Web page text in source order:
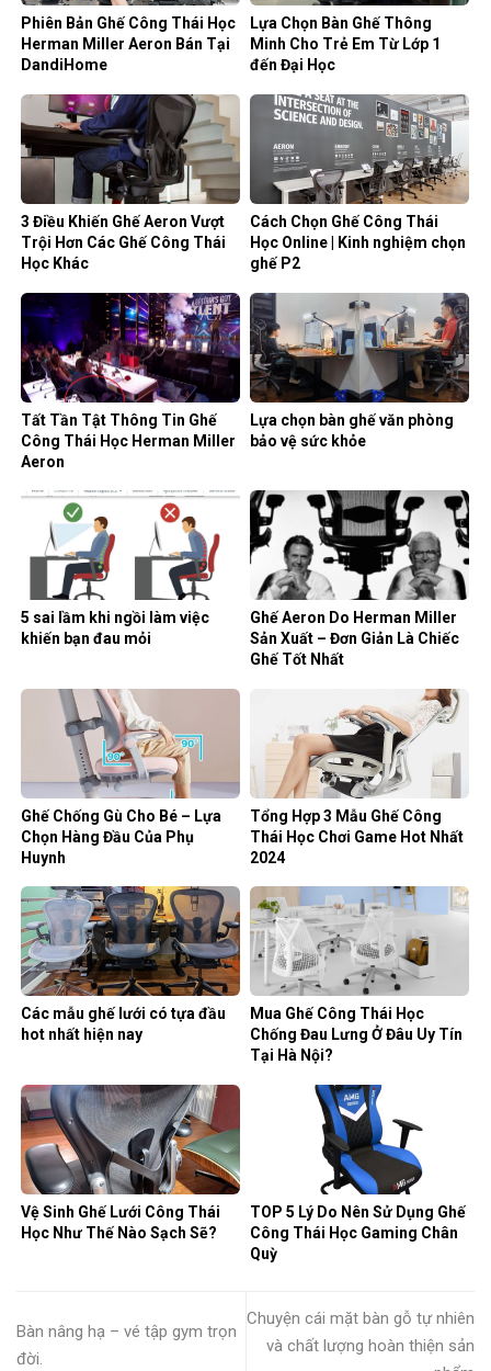
Phiên Bản Ghế Công Thái Học
Herman Miller Aeron Bán Tại
DandiHome
Lựa Chọn Bàn Ghế Thông
Minh Cho Trẻ Em Từ Lớp 1
đến Đại Học
3 Điều Khiến Ghế Aeron Vượt
Trội Hơn Các Ghế Công Thái
Học Khác
Cách Chọn Ghế Công Thái
Học Online | Kinh nghiệm chọn
ghế P2
Tất Tần Tật Thông Tin Ghế
Công Thái Học Herman Miller
Aeron
Lựa chọn bàn ghế văn phòng
bảo vệ sức khỏe
5 sai lầm khi ngồi làm việc
khiến bạn đau mỏi
Ghế Aeron Do Herman Miller
Sản Xuất – Đơn Giản Là Chiếc
Ghế Tốt Nhất
Ghế Chống Gù Cho Bé – Lựa
Chọn Hàng Đầu Của Phụ
Huynh
Tổng Hợp 3 Mẫu Ghế Công
Thái Học Chơi Game Hot Nhất
2024
Các mẫu ghế lưới có tựa đầu
hot nhất hiện nay
Mua Ghế Công Thái Học
Chống Đau Lưng Ở Đâu Uy Tín
Tại Hà Nội?
Vệ Sinh Ghế Lưới Công Thái
Học Như Thế Nào Sạch Sẽ?
TOP 5 Lý Do Nên Sử Dụng Ghế
Công Thái Học Gaming Chân
Quỳ
Bàn nâng hạ – vé tập gym trọn
đời.
Chuyện cái mặt bàn gỗ tự nhiên
và chất lượng hoàn thiện sản